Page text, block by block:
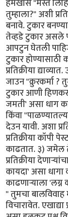
हमखास "मस्त
तुम्हाला?" अशी
बनावे. टुकार
तेव्हडे टुकार असले
आपटुन घेतली
टुकार
प्रतिक्रीया
जाउन "क्रुरकर्मा ?
टुकार आणी हिणकस
जमती' असा धाग
किंवा
देउन यावी. अशा
प्रतिक्रीया कॉपी
काढतात. ३) जमेल
प्रतिक्रीया
कायदा' असा
काढणार्‍याला
" तुमचा बालविवाह
विचारावेत.